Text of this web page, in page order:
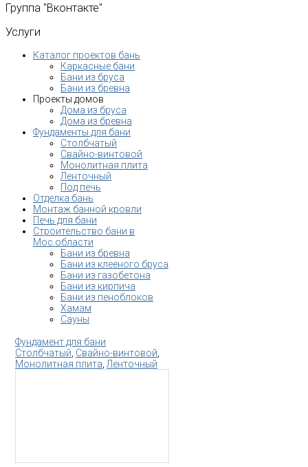
Группа "Вконтакте"
Услуги
Каталог проектов бань
Каркасные бани
Бани из бруса
Бани из бревна
Проекты домов
Дома из бруса
Дома из бревна
Фундаменты для бани
Столбчатый
Свайно-винтовой
Монолитная плита
Ленточный
Под печь
Отделка бань
Монтаж банной кровли
Печь для бани
Строительство бани в
Мос.области
Бани из бревна
Бани из клееного бруса
Бани из газобетона
Бани из кирпича
Бани из пеноблоков
Хамам
Сауны
Фундамент для бани
Столбчатый, Свайно-винтовой,
Монолитная плита,Ленточный